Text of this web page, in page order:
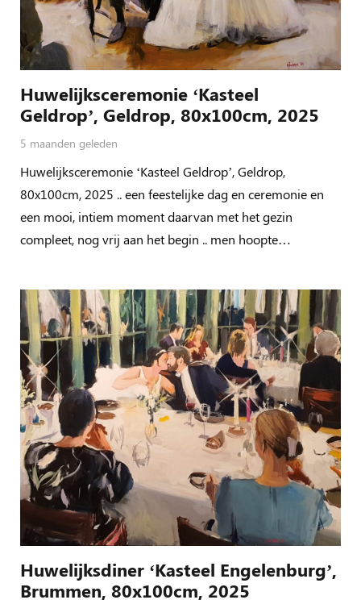
Huwelijksceremonie ‘Kasteel
Geldrop’, Geldrop, 80x100cm, 2025
5 maanden geleden
Huwelijksceremonie ‘Kasteel Geldrop’, Geldrop,
80x100cm, 2025 .. een feestelijke dag en ceremonie en
een mooi, intiem moment daarvan met het gezin
compleet, nog vrij aan het begin .. men hoopte…
Huwelijksdiner ‘Kasteel Engelenburg’,
Brummen, 80x100cm, 2025